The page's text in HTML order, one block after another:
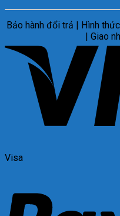
Bảo hành đổi trả | Hình
| Giao
Visa